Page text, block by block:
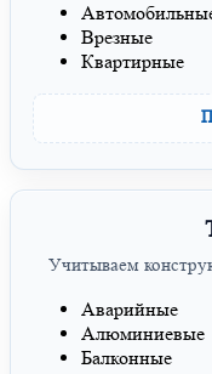
Врезные
Квартирные
Учитываем
Аварийные
Алюминиевые
Балконные